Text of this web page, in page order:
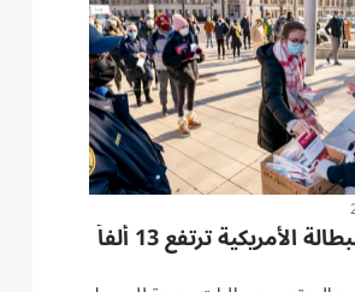
طلبات إعانة البطالة الأمريكية ترتفع 13 ألفاً